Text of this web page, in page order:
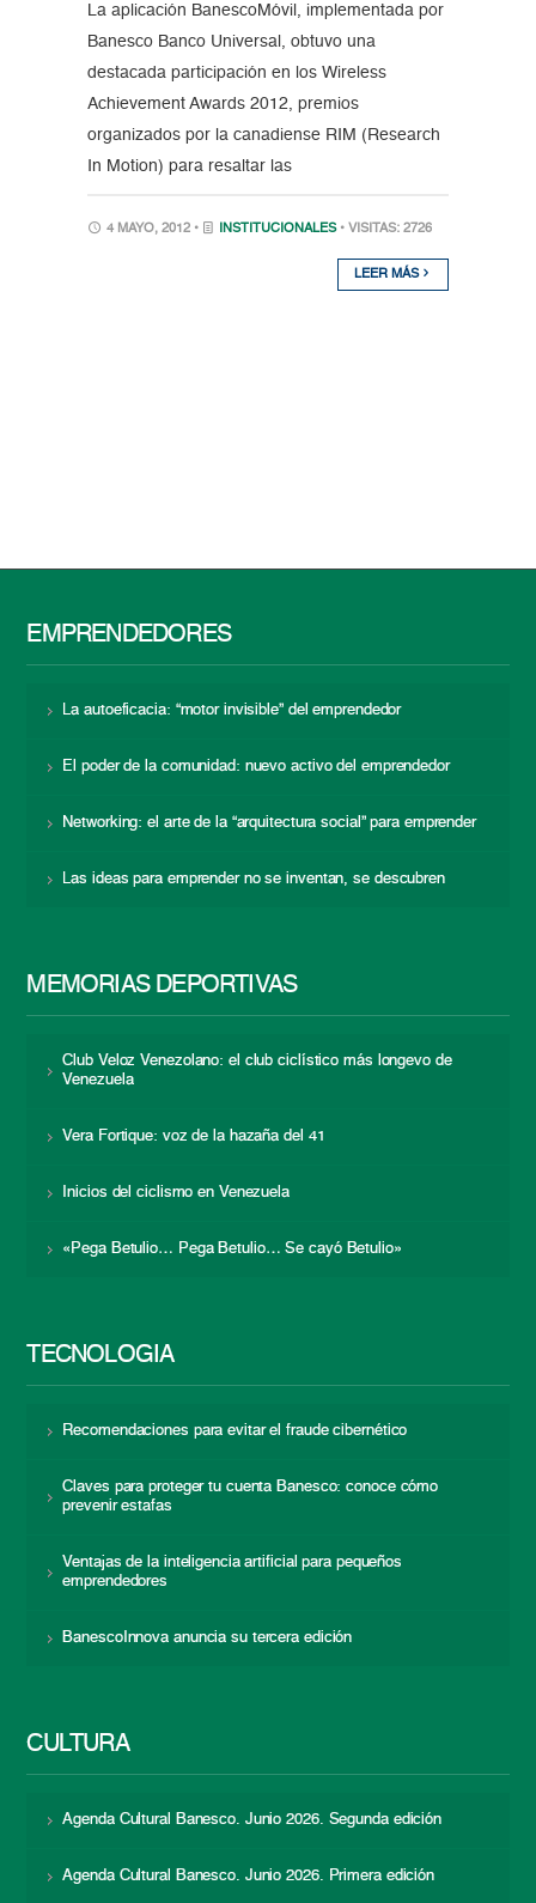
La aplicación BanescoMóvil, implementada por
Banesco Banco Universal, obtuvo una
destacada participación en los Wireless
Achievement Awards 2012, premios
organizados por la canadiense RIM (Research
In Motion) para resaltar las
4 MAYO, 2012 • INSTITUCIONALES • VISITAS: 2726
LEER MÁS
EMPRENDEDORES
La autoeficacia: “motor invisible” del emprendedor
El poder de la comunidad: nuevo activo del emprendedor
Networking: el arte de la “arquitectura social” para emprender
Las ideas para emprender no se inventan, se descubren
MEMORIAS DEPORTIVAS
Club Veloz Venezolano: el club ciclístico más longevo de
Venezuela
Vera Fortique: voz de la hazaña del 41
Inicios del ciclismo en Venezuela
«Pega Betulio… Pega Betulio… Se cayó Betulio»
TECNOLOGÍA
Recomendaciones para evitar el fraude cibernético
Claves para proteger tu cuenta Banesco: conoce cómo
prevenir estafas
Ventajas de la inteligencia artificial para pequeños
emprendedores
BanescoInnova anuncia su tercera edición
CULTURA
Agenda Cultural Banesco. Junio 2026. Segunda edición
Agenda Cultural Banesco. Junio 2026. Primera edición